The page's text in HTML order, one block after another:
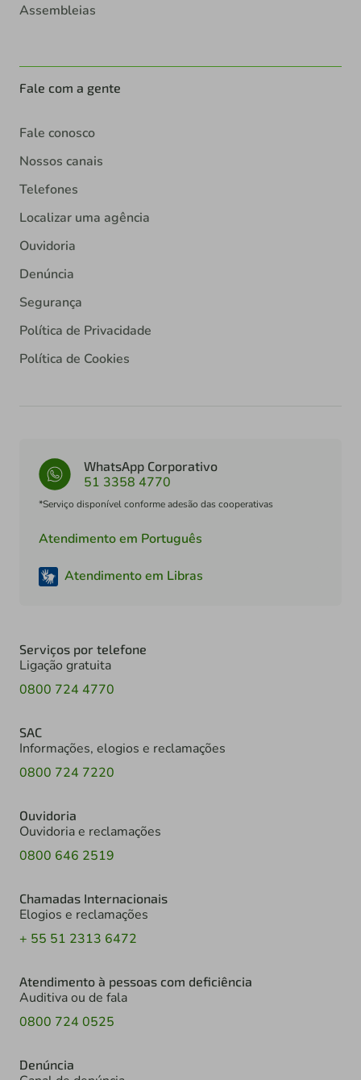
Assembleias
Fale com a gente
Fale conosco
Nossos canais
Telefones
Localizar uma agência
Ouvidoria
Denúncia
Segurança
Política de Privacidade
Política de Cookies
WhatsApp Corporativo
51 3358 4770
*Serviço disponível conforme adesão das cooperativas
Atendimento em Português
Atendimento em Libras
Serviços por telefone
Ligação gratuita
0800 724 4770
SAC
Informações, elogios e reclamações
0800 724 7220
Ouvidoria
Ouvidoria e reclamações
0800 646 2519
Chamadas Internacionais
Elogios e reclamações
+ 55 51 2313 6472
Atendimento à pessoas com deficiência
Auditiva ou de fala
0800 724 0525
Denúncia